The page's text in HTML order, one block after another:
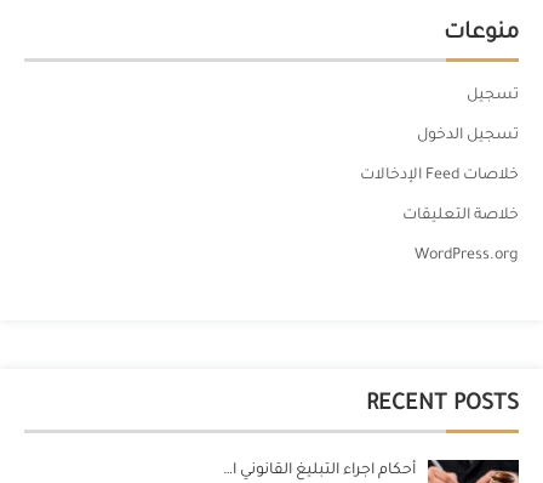
منوعات
تسجيل
تسجيل الدخول
خلاصات Feed الإدخالات
خلاصة التعليقات
WordPress.org
RECENT POSTS
أحكام اجراء التبليغ القانوني ا…